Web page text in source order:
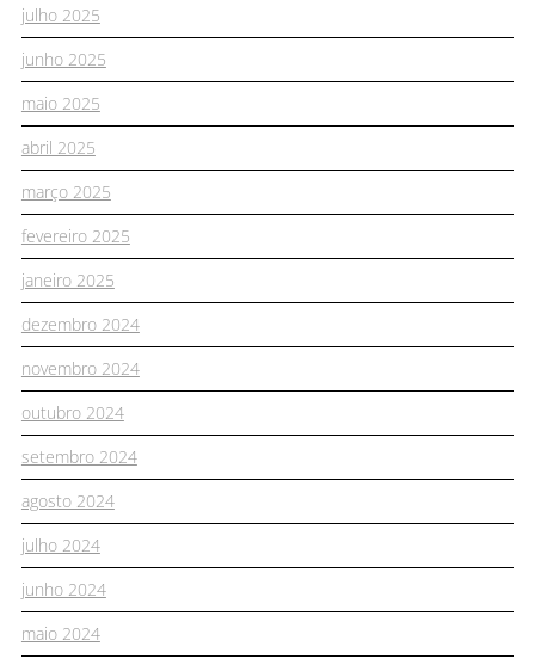
julho 2025
junho 2025
maio 2025
abril 2025
março 2025
fevereiro 2025
janeiro 2025
dezembro 2024
novembro 2024
outubro 2024
setembro 2024
agosto 2024
julho 2024
junho 2024
maio 2024